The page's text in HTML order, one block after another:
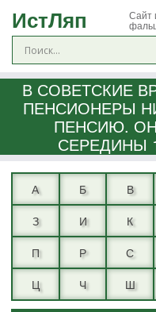
ИстЛяп Сайт
В СОВЕТСКИЕ
ПЕНСИОНЕРЫ
ПЕНСИЮ.
СЕРЕДИНЫ
А Б В
З
И К
П
Р С
Ц
Ч Ш